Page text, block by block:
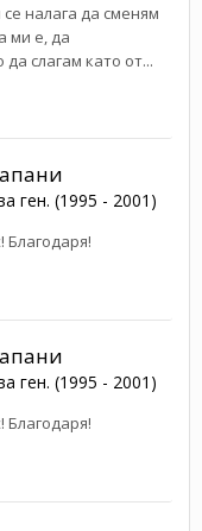
налага да сменям
ми е, да
слагам като от...
ген. (1995 - 2001)
Благодаря!
ген. (1995 - 2001)
Благодаря!